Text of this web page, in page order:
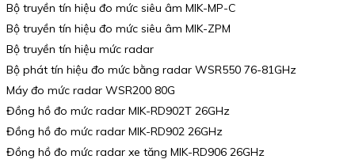
Bộ truyền tín hiệu đo mức siêu âm MIK-MP-C
Bộ truyền tín hiệu đo mức siêu âm MIK-ZPM
Bộ truyền tín hiệu mức radar
Bộ phát tín hiệu đo mức bằng radar WSR550 76-81GHz
Máy đo mức radar WSR200 80G
Đồng hồ đo mức radar MIK-RD902T 26GHz
Đồng hồ đo mức radar MIK-RD902 26GHz
Đồng hồ đo mức radar xe tăng MIK-RD906 26GHz